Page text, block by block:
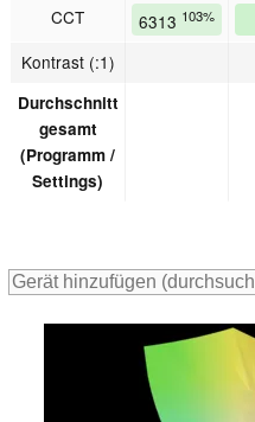
CCT 6313 103%
Kontrast (:1)
Durchschnitt
gesamt
(Programm /
Settings)